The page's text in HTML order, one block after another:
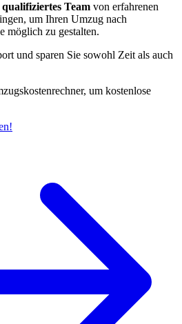
qualifiziertes Team von erfahrenen
um Ihren Umzug nach
möglich zu gestalten.
und sparen Sie sowohl Zeit als auch
um kostenlose